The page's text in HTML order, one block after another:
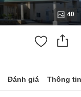
40
Đánh giá Thông